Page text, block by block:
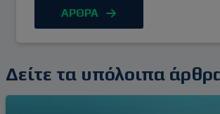
ΑΡΘΡΑ
Δείτε τα υπόλοιπα